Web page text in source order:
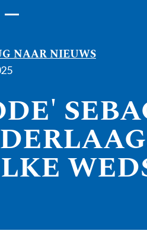
TICKETS
IN DE FEANSTORE
NAAR NIEUWS